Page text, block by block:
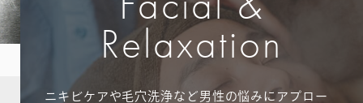
Relaxation
ニキビケアや毛穴洗浄など男性の悩みにアプロー